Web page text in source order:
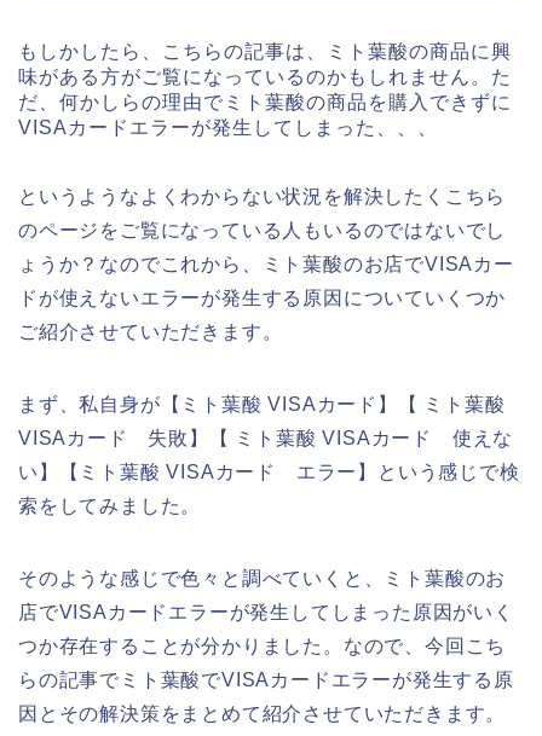
もしかしたら、こちらの記事は、ミト葉酸の商品に興
味がある方がご覧になっているのかもしれません。た
だ、何かしらの理由でミト葉酸の商品を購入できずに
VISAカードエラーが発生してしまった、、、
というようなよくわからない状況を解決したくこちら
のページをご覧になっている人もいるのではないでし
ょうか？なのでこれから、ミト葉酸のお店でVISAカー
ドが使えないエラーが発生する原因についていくつか
ご紹介させていただきます。
まず、私自身が【ミト葉酸 VISAカード】【 ミト葉酸
VISAカード 失敗】【 ミト葉酸 VISAカード 使えな
い】【ミト葉酸 VISAカード エラー】という感じで検
索をしてみました。
そのような感じで色々と調べていくと、ミト葉酸のお
店でVISAカードエラーが発生してしまった原因がいく
つか存在することが分かりました。なので、今回こち
らの記事でミト葉酸でVISAカードエラーが発生する原
因とその解決策をまとめて紹介させていただきます。